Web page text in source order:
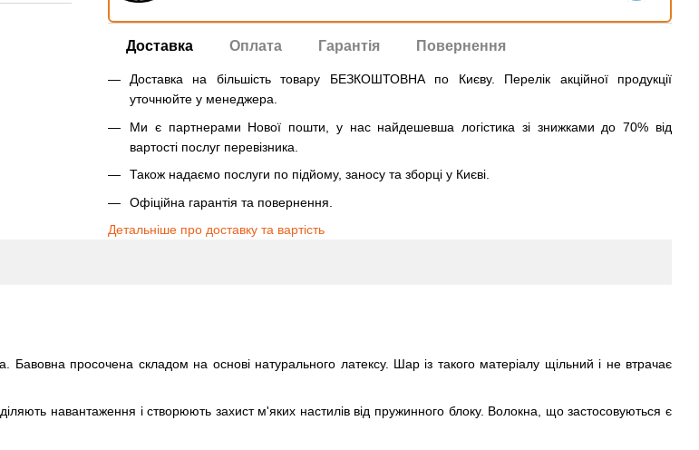
Доставка Оплата Гарантія Повернення
Доставка на більшість товару БЕЗКОШТОВНА по Києву. Перелік акційної продукції
уточнюйте у менеджера.
Ми є партнерами Нової пошти, у нас найдешевша логістика зі знижками до 70% від
вартості послуг перевізника.
Також надаємо послуги по підйому, заносу та зборці у Києві.
Офіційна гарантія та повернення.
Детальніше про доставку та вартість
просочена складом на основі натурального латексу. Шар із такого матеріалу щільний і не втрачає
навантаження і створюють захист м'яких настилів від пружинного блоку. Волокна, що застосовуються є